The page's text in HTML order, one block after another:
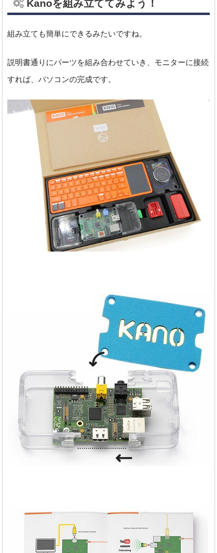
Kanoを組み立ててみよう！
組み立ても簡単にできるみたいですね。
説明書通りにパーツを組み合わせていき、モニターに接続
すれば、パソコンの完成です。